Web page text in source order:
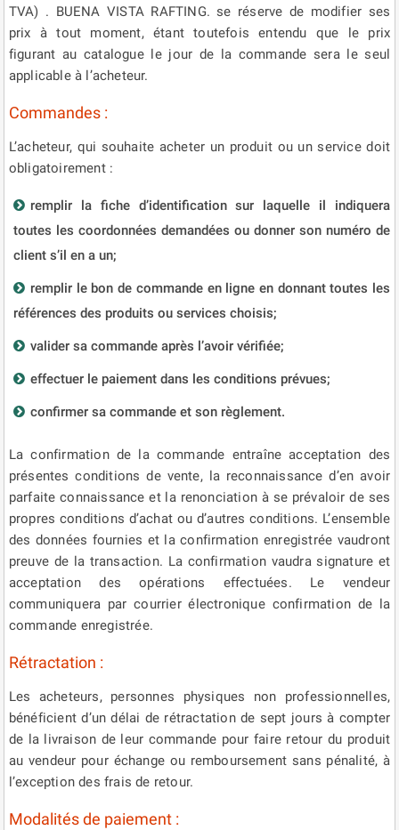
TVA) . BUENA VISTA RAFTING. se réserve de modifier ses
prix à tout moment, étant toutefois entendu que le prix
figurant au catalogue le jour de la commande sera le seul
applicable à l’acheteur.
Commandes :
L’acheteur, qui souhaite acheter un produit ou un service doit
obligatoirement :
remplir la fiche d’identification sur laquelle il indiquera
toutes les coordonnées demandées ou donner son numéro de
client s’il en a un;
remplir le bon de commande en ligne en donnant toutes les
références des produits ou services choisis;
valider sa commande après l’avoir vérifiée;
effectuer le paiement dans les conditions prévues;
confirmer sa commande et son règlement.
La confirmation de la commande entraîne acceptation des
présentes conditions de vente, la reconnaissance d’en avoir
parfaite connaissance et la renonciation à se prévaloir de ses
propres conditions d’achat ou d’autres conditions. L’ensemble
des données fournies et la confirmation enregistrée vaudront
preuve de la transaction. La confirmation vaudra signature et
acceptation des opérations effectuées. Le vendeur
communiquera par courrier électronique confirmation de la
commande enregistrée.
Rétractation :
Les acheteurs, personnes physiques non professionnelles,
bénéficient d’un délai de rétractation de sept jours à compter
de la livraison de leur commande pour faire retour du produit
au vendeur pour échange ou remboursement sans pénalité, à
l’exception des frais de retour.
Modalités de paiement :